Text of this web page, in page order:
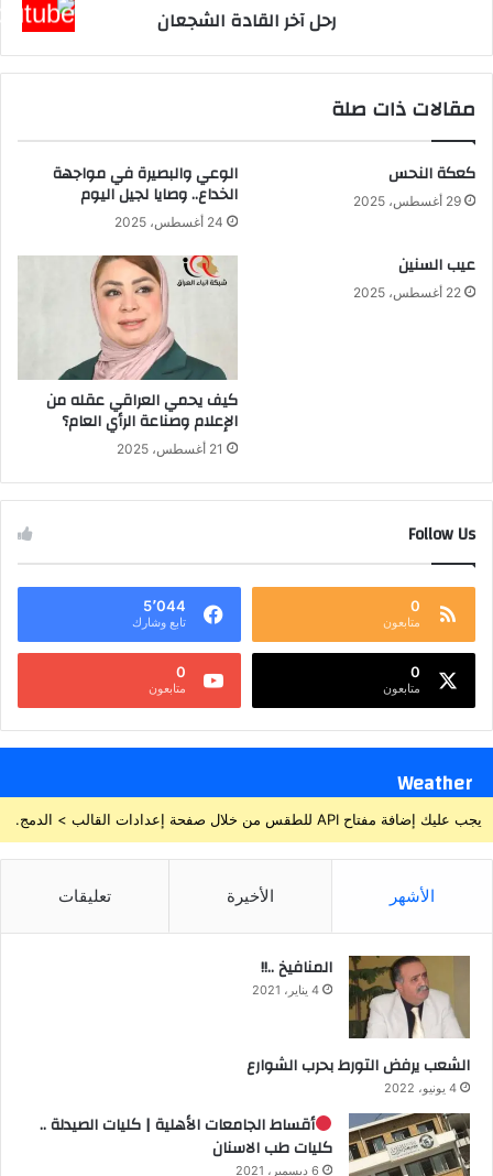
رحل آخر القادة الشجعان
مقالات ذات صلة
كعكة النحس
29 أغسطس، 2025
الوعي والبصيرة في مواجهة
الخداع.. وصايا لجيل اليوم
24 أغسطس، 2025
عيب السنين
22 أغسطس، 2025
كيف يحمي العراقي عقله من
الإعلام وصناعة الرأي العام؟
21 أغسطس، 2025
Follow Us
0
متابعون
5٬044
تابع وشارك
0
متابعون
0
متابعون
Weather
يجب عليك إضافة مفتاح API للطقس من خلال صفحة إعدادات القالب > الدمج.
الأشهر الأخيرة تعليقات
المنافيخ ..!!
4 يناير، 2021
الشعب يرفض التورط بحرب الشوارع
4 يونيو، 2022
أقساط الجامعات الأهلية | كليات الصيدلة ..
كليات طب الاسنان
6 ديسمبر، 2021